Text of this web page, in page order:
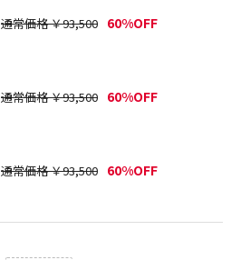
通常価格 ￥93,500 60%OFF
通常価格 ￥93,500 60%OFF
通常価格 ￥93,500 60%OFF